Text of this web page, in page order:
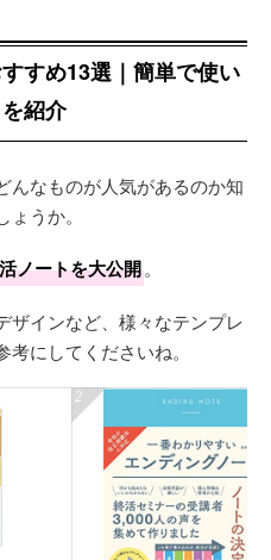
すめ13選｜簡単で使い
紹介
んなものが人気があるのか知
うか。
ノートを大公開。
ザインなど、様々なテンプレ
にしてくださいね。